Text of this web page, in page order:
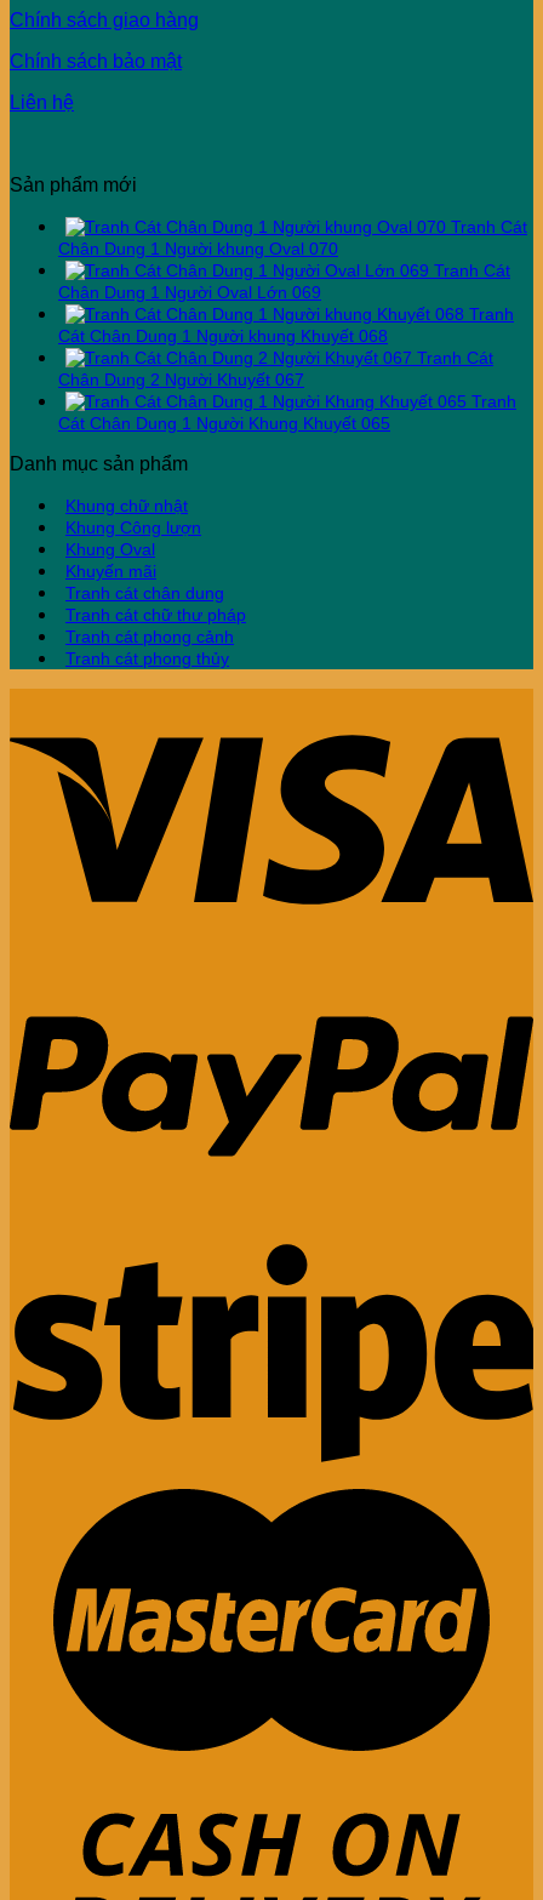
Chính sách giao hàng
Chính sách bảo mật
Liên hệ
Sản phẩm mới
Tranh Cát
Chân Dung 1 Người khung Oval 070
Tranh Cát
Chân Dung 1 Người Oval Lớn 069
Tranh
Cát Chân Dung 1 Người khung Khuyết 068
Tranh Cát
Chân Dung 2 Người Khuyết 067
Tranh
Cát Chân Dung 1 Người Khung Khuyết 065
Danh mục sản phẩm
Khung chữ nhật
Khung Công lượn
Khung Oval
Khuyến mãi
Tranh cát chân dung
Tranh cát chữ thư pháp
Tranh cát phong cảnh
Tranh cát phong thủy